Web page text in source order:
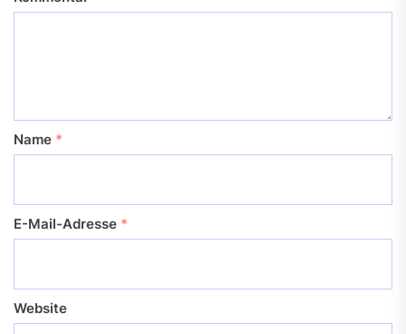
Name *
E-Mail-Adresse *
Website